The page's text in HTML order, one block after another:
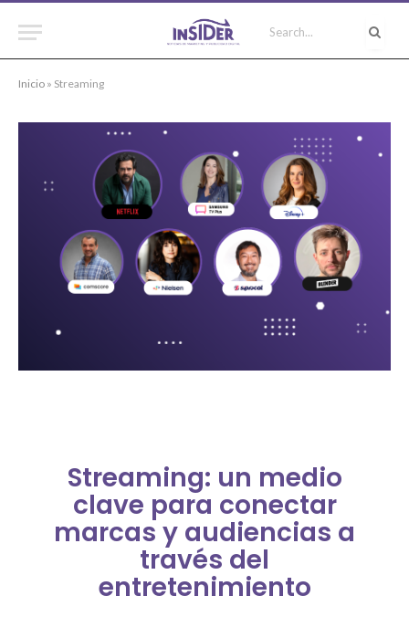
Inicio » Streaming
Streaming: un medio
clave para conectar
marcas y audiencias a
través del
entretenimiento